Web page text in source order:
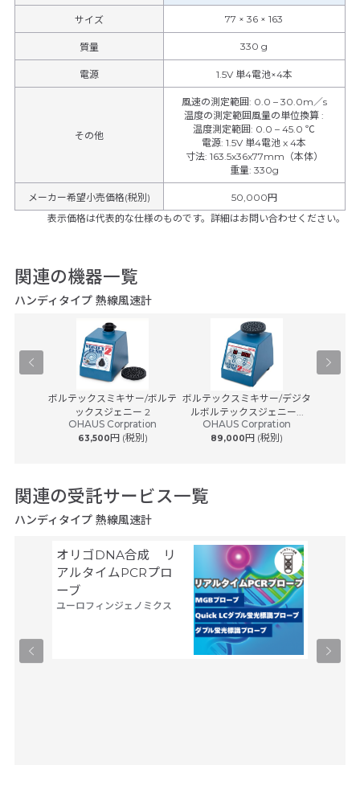
サイズ 77 × 36 × 163
質量 330 g
電源 1.5V 単4電池×4本
その他
風速の測定範囲: 0.0 – 30.0m／s
温度の測定範囲風量の単位換算:
温度測定範囲: 0.0 – 45.0 ℃
電源:1.5V 単4電池 x 4本
寸法: 163.5x36x77mm（本体）
重量: 330g
メーカー希望小売価格(税別)
50,000円
表示価格は代表的な仕様のものです。詳細はお問い合わせください。
関連の機器一覧
ハンディタイプ 熱線風速計
ボルテックスミキサー/ボルテ
ックスジェニー 2
OHAUS Corpration
63,500円 (税別)
ボルテックスミキサー/デジタ
ルボルテックスジェニー...
OHAUS Corpration
89,000円 (税別)
関連の受託サービス一覧
ハンディタイプ 熱線風速計
オリゴDNA合成 リ
アルタイムPCRプロ
ーブ
ユーロフィンジェノミクス